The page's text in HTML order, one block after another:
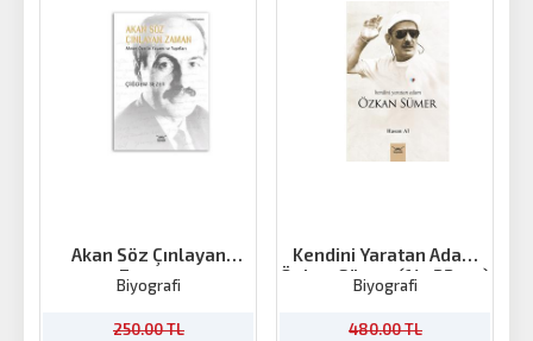
Akan Söz Çınlayan
Zaman
Biyografi
250.00 TL
Kendini Yaratan Adam
Özkan Sümer (14x22 cm)
Biyografi
480.00 TL